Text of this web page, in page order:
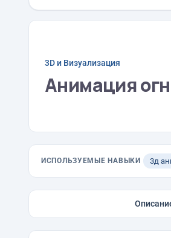
3D и Визуализация
Анимация
ИСПОЛЬЗУЕМЫЕ НАВЫКИ 3д